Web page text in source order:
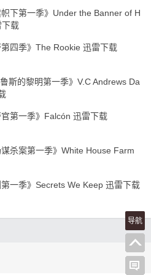
帜下第一季》Under the Banner of H
载
第四季》The Rookie 迅雷下载
鲁斯的黎明第一季》V.C Andrews Da
官第一季》Falcón 迅雷下载
谋杀案第一季》White House Farm
第一季》Secrets We Keep 迅雷下载
导航